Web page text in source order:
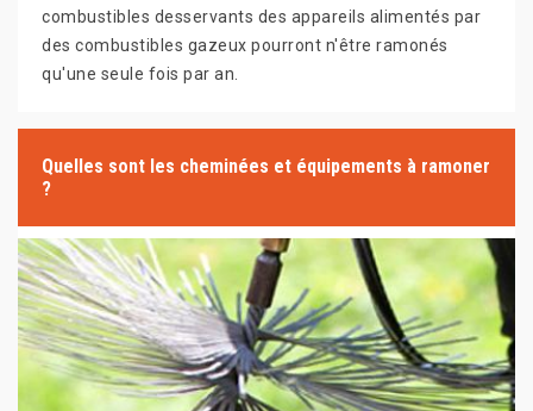
combustibles desservants des appareils alimentés par
des combustibles gazeux pourront n'être ramonés
qu'une seule fois par an.
Quelles sont les cheminées et équipements à ramoner
?